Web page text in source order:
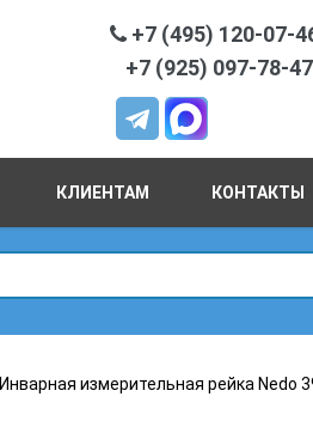
+7 (495) 120-07-
+7 (925) 097-78-47
КЛИЕНТАМ КОНТАКТЫ
Инварная измерительная рейка Nedo